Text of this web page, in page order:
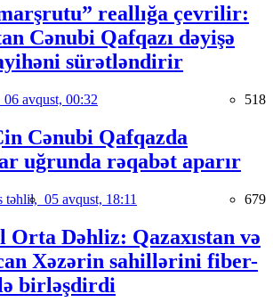
reallığa çevrilir:
Cənubi Qafqazı dəyişə
sürətləndirir
06 avqust, 00:32 518
Cənubi Qafqazda
uğrunda rəqabət aparır
təhlil, 05 avqust, 18:11 679
Orta Dəhliz: Qazaxıstan və
Xəzərin sahillərini fiber-
birləşdirdi